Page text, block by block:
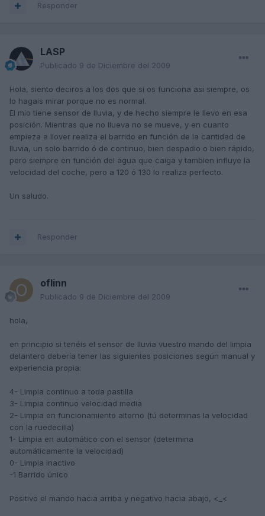
Responder
LASP
Publicado 9 de Diciembre del 2009
Hola, siento deciros a los dos que si os funciona asi siempre, os
lo hagais mirar porque no es normal.
El mio tiene sensor de lluvia, y de hecho siempre le llevo en esa
posición. Mientras que no llueva no se mueve, y en cuanto
empieza a llover realiza el barrido en función de la cantidad de
lluvia, un solo barrido ó de continuo, bien despadio o bien rápido,
pero siempre en función del agua que caiga y tambien influye la
velocidad del coche, pero a 120 ó 130 lo realiza perfecto.
Un saludo.
Responder
oflinn
Publicado 9 de Diciembre del 2009
hola,
en principio si tenéis el sensor de lluvia vuestro mando del limpia
delantero debería tener las siguientes posiciones según manual y
experiencia propia:
4- Limpia continuo a toda pastilla
3- Limpia continuo velocidad media
2- Limpia en funcionamiento alterno (tú determinas la velocidad
con la ruedecilla)
1- Limpia en automático con el sensor (determina
automáticamente la velocidad)
0- Limpia inactivo
-1 Barrido único
Positivo el mando hacia arriba y negativo hacia abajo, <_<